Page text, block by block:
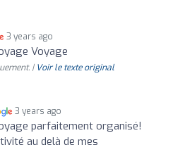
3 years ago
Voyage
| Voir le texte original
3 years ago
parfaitement organisé!
au delà de mes